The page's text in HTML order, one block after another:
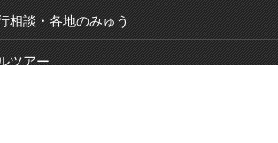
相談・各地のみゅう
ツアー